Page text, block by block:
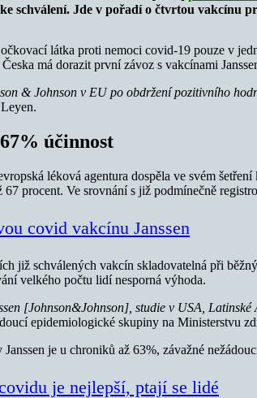
schválení. Jde v pořadí o čtvrtou vakcínu
látka proti nemoci covid-19 pouze v
má dorazit první závoz s vakcínami
& Johnson v EU po obdržení pozitivního
účinnost
léková agentura dospěla ve svém
procent. Ve srovnání s již podmínečně
covid vakcínu Janssen
již schválených vakcín skladovatelná při
velkého počtu lidí nesporná výhoda.
[Johnson&Johnson], studie v USA,
epidemiologické skupiny na Ministerstvu
je u chroniků až 63%, závažné
je nejlepší, ptají se lidé